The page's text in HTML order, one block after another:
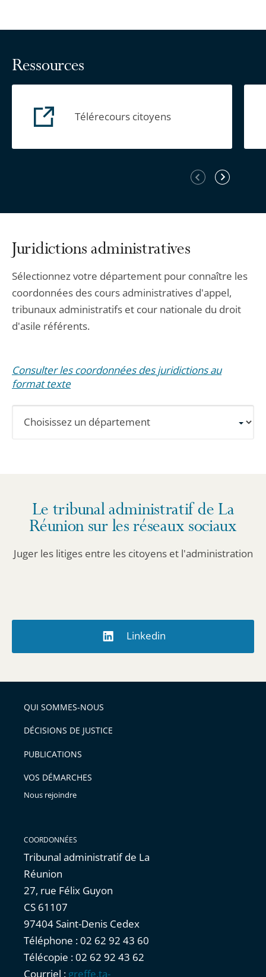
Ressources
Télérecours citoyens
Élément
précédent
Élément
suivant
Juridictions administratives
Sélectionnez votre département pour connaître les
coordonnées des cours administratives d'appel,
tribunaux administratifs et cour nationale du droit
d'asile référents.
Consulter les coordonnées des juridictions au
format texte
informations
détaillées.
Le tribunal administratif de La
Réunion sur les réseaux sociaux
Juger les litiges entre les citoyens et l'administration
Linkedin
QUI SOMMES-NOUS
DÉCISIONS DE JUSTICE
PUBLICATIONS
VOS DÉMARCHES
Nous rejoindre
COORDONNÉES
Tribunal administratif de La
Réunion
27, rue Félix Guyon
CS 61107
97404 Saint-Denis Cedex
Téléphone : 02 62 92 43 60
Télécopie : 02 62 92 43 62
Courriel : greffe.ta-